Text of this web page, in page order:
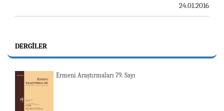
24.01.2016
DERGILER
Ermeni Araştırmaları 79. Sayı